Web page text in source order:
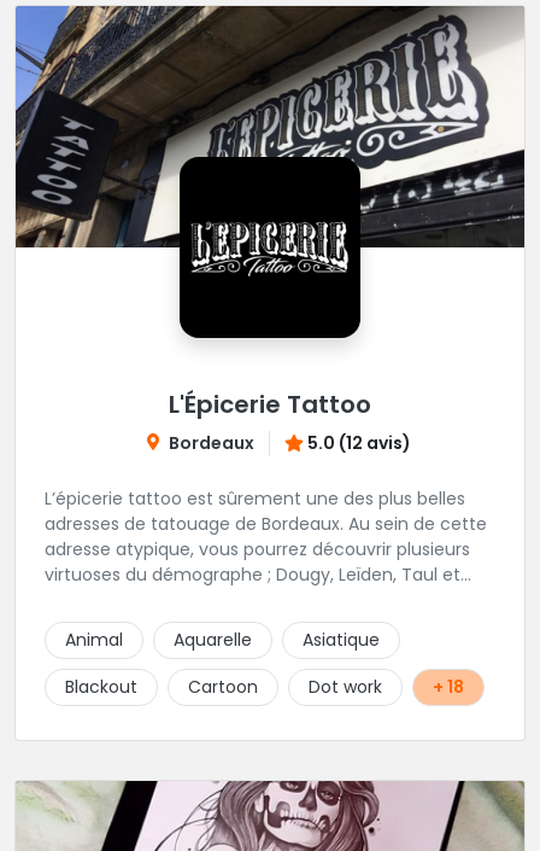
L'Épicerie Tattoo
Bordeaux 5.0 (12 avis)
L’épicerie tattoo est sûrement une des plus belles
adresses de tatouage de Bordeaux. Au sein de cette
adresse atypique, vous pourrez découvrir plusieurs
virtuoses du démographe ; Dougy, Leïden, Taul et
enfant et sympathique, vous pourrez demander
conseil pour votre tattoo. N'hésitez plus une seconde
pour rencontrer cette belle équipe !
Animal Aquarelle
Asiatique
Blackout
Cartoon Dot work + 18